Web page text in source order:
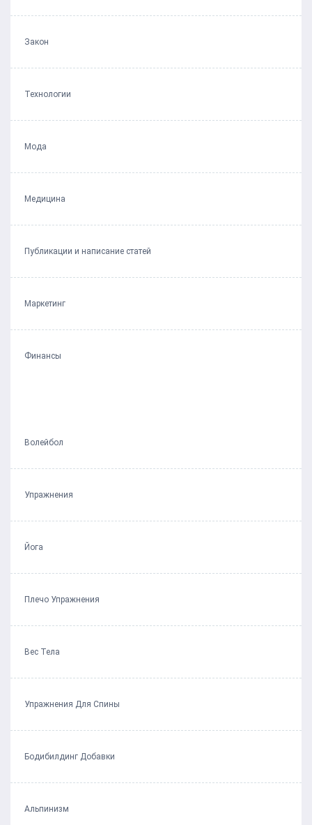
Закон
Технологии
Мода
Медицина
Публикации и написание статей
Маркетинг
Финансы
Волейбол
Упражнения
Йога
Плечо Упражнения
Вес Тела
Упражнения Для Спины
Бодибилдинг Добавки
Альпинизм